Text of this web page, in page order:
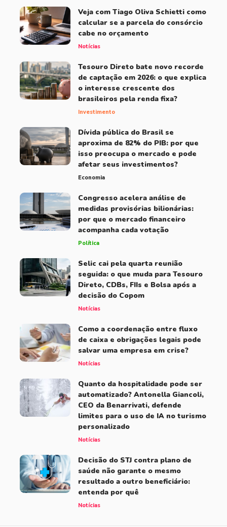
Veja com Tiago Oliva Schietti como
calcular se a parcela do consórcio
cabe no orçamento
Notícias
Tesouro Direto bate novo recorde
de captação em 2026: o que explica
o interesse crescente dos
brasileiros pela renda fixa?
Investimento
Dívida pública do Brasil se
aproxima de 82% do PIB: por que
isso preocupa o mercado e pode
afetar seus investimentos?
Economia
Congresso acelera análise de
medidas provisórias bilionárias:
por que o mercado financeiro
acompanha cada votação
Política
Selic cai pela quarta reunião
seguida: o que muda para Tesouro
Direto, CDBs, FIIs e Bolsa após a
decisão do Copom
Notícias
Como a coordenação entre fluxo
de caixa e obrigações legais pode
salvar uma empresa em crise?
Notícias
Quanto da hospitalidade pode ser
automatizado? Antonella Giancoli,
CEO da Benarrivati, defende
limites para o uso de IA no turismo
personalizado
Notícias
Decisão do STJ contra plano de
saúde não garante o mesmo
resultado a outro beneficiário:
entenda por quê
Notícias